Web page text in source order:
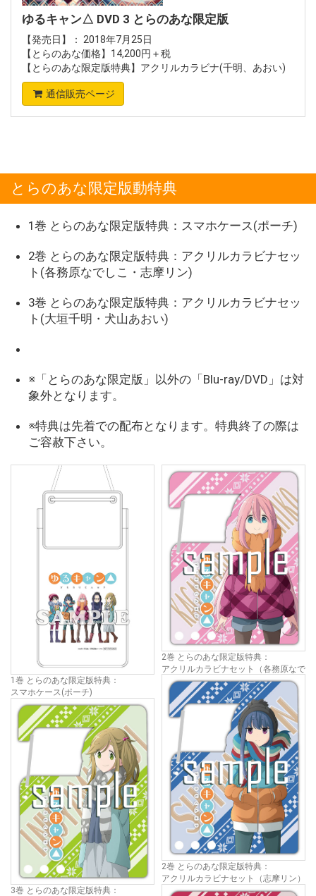
ゆるキャン△ DVD 3 とらのあな限定版
【発売日】： 2018年7月25日
【とらのあな価格】14,200円＋税
【とらのあな限定版特典】アクリルカラビナ(千明、あおい)
通信販売ページ
とらのあな限定版動特典
1巻 とらのあな限定版特典：スマホケース(ポーチ)
2巻 とらのあな限定版特典：アクリルカラビナセッ
ト(各務原なでしこ・志摩リン)
3巻 とらのあな限定版特典：アクリルカラビナセッ
ト(大垣千明・犬山あおい)
※「とらのあな限定版」以外の「Blu-ray/DVD」は対
象外となります。
※特典は先着での配布となります。特典終了の際は
ご容赦下さい。
1巻 とらのあな限定版特典：
スマホケース(ポーチ)
2巻 とらのあな限定版特典：
アクリルカラビナセット（各務原なで
しこ）
2巻 とらのあな限定版特典：
アクリルカラビナセット（志摩リン）
3巻 とらのあな限定版特典：